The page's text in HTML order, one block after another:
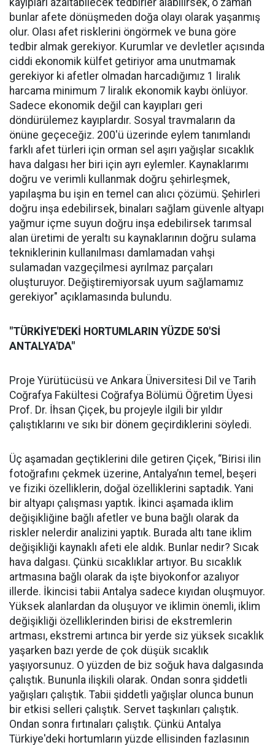
bunlar afete dönüşmeden doğa olayı olarak yaşanmış
olur. Olası afet risklerini öngörmek ve buna göre
tedbir almak gerekiyor. Kurumlar ve devletler açısında
ciddi ekonomik külfet getiriyor ama unutmamak
gerekiyor ki afetler olmadan harcadığımız 1 liralık
harcama minimum 7 liralık ekonomik kaybı önlüyor.
Sadece ekonomik değil can kayıpları geri
döndürülemez kayıplardır. Sosyal travmaların da
önüne geçeceğiz. 200'ü üzerinde eylem tanımlandı
farklı afet türleri için orman sel aşırı yağışlar sıcaklık
hava dalgası her biri için ayrı eylemler. Kaynaklarımı
doğru ve verimli kullanmak doğru şehirleşmek,
yapılaşma bu işin en temel can alıcı çözümü. Şehirleri
doğru inşa edebilirsek, binaları sağlam güvenle altyapı
yağmur içme suyun doğru inşa edebilirsek tarımsal
alan üretimi de yeraltı su kaynaklarının doğru sulama
tekniklerinin kullanılması damlamadan vahşi
sulamadan vazgeçilmesi ayrılmaz parçaları
oluşturuyor. Değiştiremiyorsak uyum sağlamamız
gerekiyor" açıklamasında bulundu.
"TÜRKİYE'DEKİ HORTUMLARIN YÜZDE 50'Sİ
ANTALYA'DA"
Proje Yürütücüsü ve Ankara Üniversitesi Dil ve Tarih
Coğrafya Fakültesi Coğrafya Bölümü Öğretim Üyesi
Prof. Dr. İhsan Çiçek, bu projeyle ilgili bir yıldır
çalıştıklarını ve sıkı bir dönem geçirdiklerini söyledi.
Üç aşamadan geçtiklerini dile getiren Çiçek, “Birisi ilin
fotoğrafını çekmek üzerine, Antalya’nın temel, beşeri
ve fiziki özelliklerin, doğal özelliklerini saptadık. Yani
bir altyapı çalışması yaptık. İkinci aşamada iklim
değişikliğine bağlı afetler ve buna bağlı olarak da
riskler nelerdir analizini yaptık. Burada altı tane iklim
değişikliği kaynaklı afeti ele aldık. Bunlar nedir? Sıcak
hava dalgası. Çünkü sıcaklıklar artıyor. Bu sıcaklık
artmasına bağlı olarak da işte biyokonfor azalıyor
illerde. İkincisi tabii Antalya sadece kıyıdan oluşmuyor.
Yüksek alanlardan da oluşuyor ve iklimin önemli, iklim
değişikliği özelliklerinden birisi de ekstremlerin
artması, ekstremi artınca bir yerde siz yüksek sıcaklık
yaşarken bazı yerde de çok düşük sıcaklık
yaşıyorsunuz. O yüzden de biz soğuk hava dalgasında
çalıştık. Bununla ilişkili olarak. Ondan sonra şiddetli
yağışları çalıştık. Tabii şiddetli yağışlar olunca bunun
bir etkisi selleri çalıştık. Servet taşkınları çalıştık.
Ondan sonra fırtınaları çalıştık. Çünkü Antalya
Türkiye'deki hortumların yüzde ellisinden fazlasının